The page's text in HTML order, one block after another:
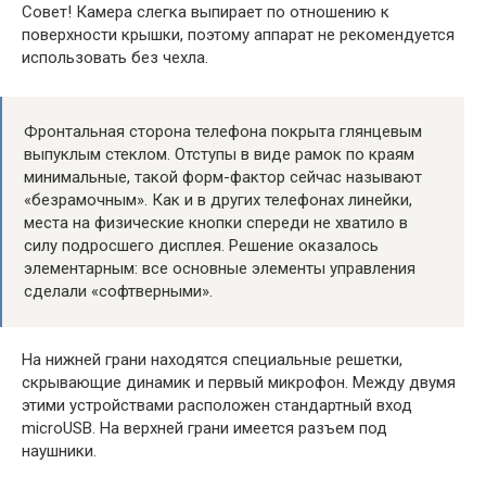
Совет! Камера слегка выпирает по отношению к
поверхности крышки, поэтому аппарат не рекомендуется
использовать без чехла.
Фронтальная сторона телефона покрыта глянцевым
выпуклым стеклом. Отступы в виде рамок по краям
минимальные, такой форм-фактор сейчас называют
«безрамочным». Как и в других телефонах линейки,
места на физические кнопки спереди не хватило в
силу подросшего дисплея. Решение оказалось
элементарным: все основные элементы управления
сделали «софтверными».
На нижней грани находятся специальные решетки,
скрывающие динамик и первый микрофон. Между двумя
этими устройствами расположен стандартный вход
microUSB. На верхней грани имеется разъем под
наушники.